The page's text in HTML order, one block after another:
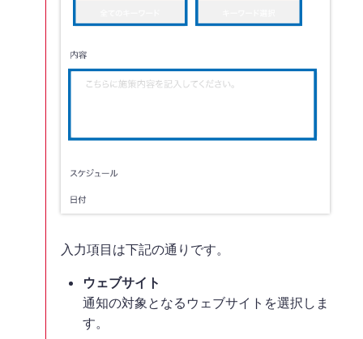
入力項目は下記の通りです。
ウェブサイト
通知の対象となるウェブサイトを選択しま
す。